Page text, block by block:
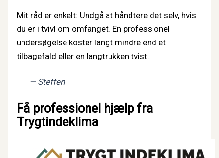
Mit råd er enkelt: Undgå at håndtere det selv, hvis
du er i tvivl om omfanget. En professionel
undersøgelse koster langt mindre end et
tilbagefald eller en langtrukken tvist.
— Steffen
Få professionel hjælp fra
Trygtindeklima